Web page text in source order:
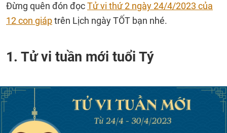
Đừng quên đón đọcTử vi thứ 2 ngày 24/4/2023 của
12 con giáptrên Lịch ngày TỐT bạn nhé.
1. Tử vi tuần mới tuổi Tý